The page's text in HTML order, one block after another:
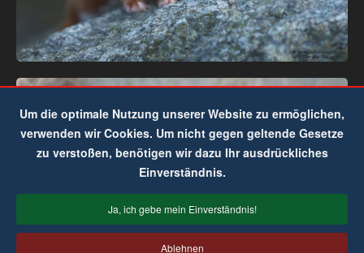
Um die optimale Nutzung unserer Website zu ermöglichen,
verwenden wir Cookies. Um nicht gegen geltende Gesetze
zu verstoßen, benötigen wir dazu Ihr ausdrückliches
Einverständnis.
Ja, ich gebe mein Einverständnis!
Ablehnen